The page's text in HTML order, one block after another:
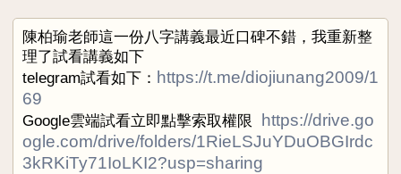
陳柏瑜老師這一份八字講義最近口碑不錯，我重新整
理了試看講義如下
telegram試看如下： https://t.me/diojiunang2009/1
69
Google雲端試看立即點擊索取權限
https://drive.go
ogle.com/drive/folders/1RieLSJuYDuOBGIrdc
3kRKiTy71IoLKI2?usp=sharing